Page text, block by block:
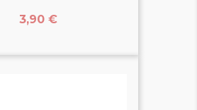
Prix
3,90 €